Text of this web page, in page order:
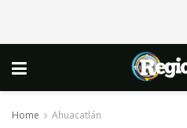
Home Ahuacatlán